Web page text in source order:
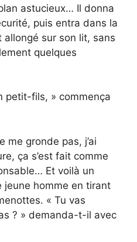
astucieux… Il donna
puis entra dans la
sur son lit, sans
quelques
petit-fils, » commença
me gronde pas, j’ai
ça s’est fait comme
Et voilà un
jeune homme en tirant
« Tu vas
? » demanda-t-il avec